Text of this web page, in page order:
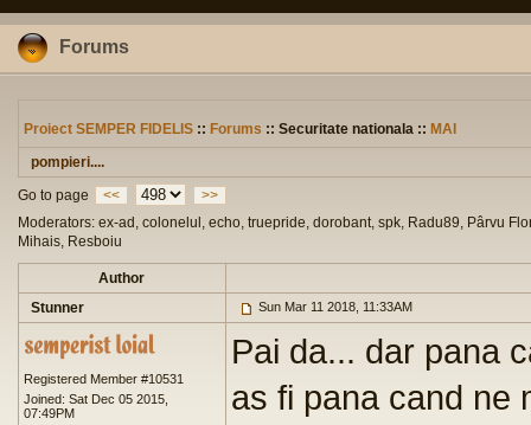
Forums
Proiect SEMPER FIDELIS :: Forums :: Securitate nationala :: MAI
pompieri....
Go to page
<<
>>
Moderators: ex-ad, colonelul, echo, truepride, dorobant, spk, Radu89, Pârvu
Mihais, Resboiu
Author
Stunner
Sun Mar 11 2018, 11:33AM
Registered Member #10531
Joined: Sat Dec 05 2015,
07:49PM
Pai da... dar pana
as fi pana cand ne